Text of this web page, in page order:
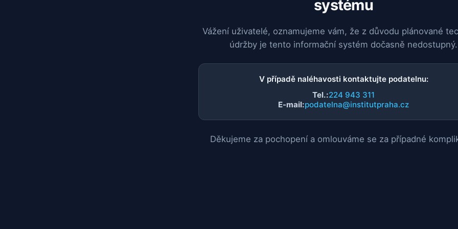
systému
Vážení uživatelé, oznamujeme vám, že z důvodu plánované
údržby je tento informační systém dočasně nedostupný.
V případě naléhavosti kontaktujte podatelnu:
Tel.:224 943 311
E-mail:podatelna@institutpraha.cz
Děkujeme za pochopení a omlouváme se za případné